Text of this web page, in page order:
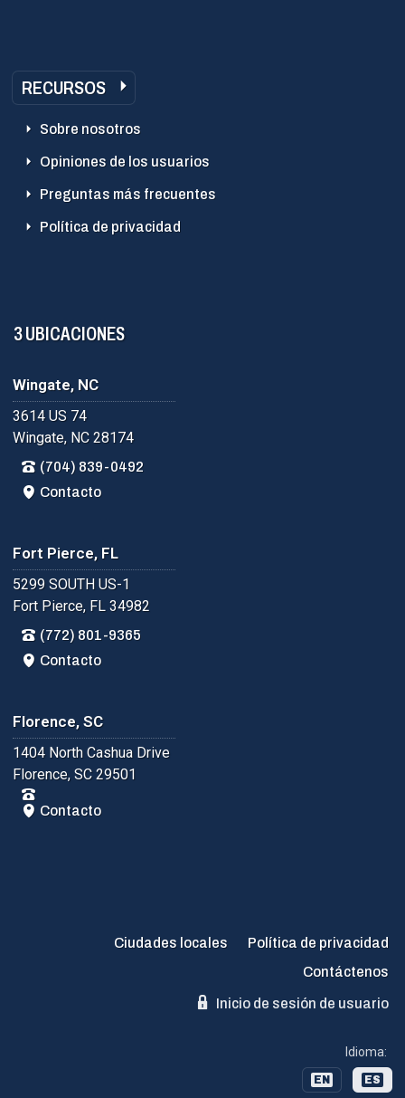
RECURSOS
Sobre nosotros
Opiniones de los usuarios
Preguntas más frecuentes
Política de privacidad
3 UBICACIONES
Wingate, NC
3614 US 74
Wingate, NC 28174
(704) 839-0492
Contacto
Fort Pierce, FL
5299 SOUTH US-1
Fort Pierce, FL 34982
(772) 801-9365
Contacto
Florence, SC
1404 North Cashua Drive
Florence, SC 29501
Contacto
Ciudades locales
Política de privacidad
Contáctenos
Inicio de sesión de usuario
Idioma:
EN ES